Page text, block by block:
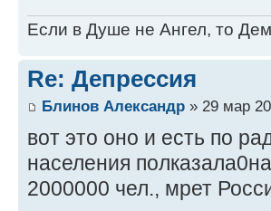
Если в Душе не Ангел, то
Re: Депрессия
Блинов Александр » 29 мар
вот это оно и есть по
населения
2000000 чел., мрет